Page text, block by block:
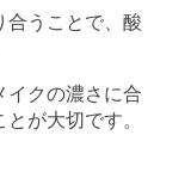
合うことで、酸
イクの濃さに合
が大切です。